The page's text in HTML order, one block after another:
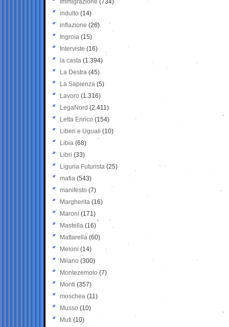
Immigrazione (734)
indulto (14)
inflazione (26)
Ingroia (15)
Interviste (16)
la casta (1.394)
La Destra (45)
La Sapienza (5)
Lavoro (1.316)
LegaNord (2.411)
Letta Enrico (154)
Liberi e Uguali (10)
Libia (68)
Libri (33)
Liguria Futurista (25)
mafia (543)
manifesto (7)
Margherita (16)
Maroni (171)
Mastella (16)
Mattarella (60)
Meloni (14)
Milano (300)
Montezemolo (7)
Monti (357)
moschea (11)
Musso (10)
Muti (10)